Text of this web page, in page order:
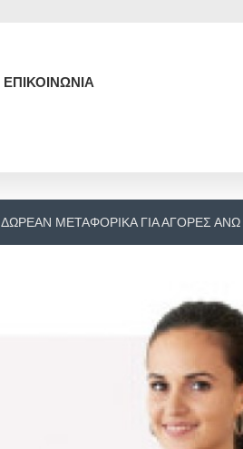
ΕΠΙΚΟΙΝΩΝΙΑ
ΔΩΡΕΆΝ ΜΕΤΑΦΟΡΙΚΆ ΓΙΑ ΑΓΟΡΈΣ